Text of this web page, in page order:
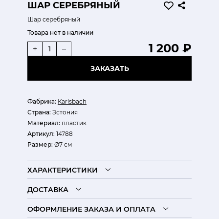
ШАР СЕРЕБРЯНЫЙ
Шар серебряный
Фабрика: Кarlsbach
Страна: Эстония
Материал: пластик
Артикул: 14788
Размер: Ø7 см
Товара нет в наличии
1 200 ₽
+ –
ЗАКАЗАТЬ
ХАРАКТЕРИСТИКИ
ДОСТАВКА
ОФОРМЛЕНИЕ ЗАКАЗА И ОПЛАТА